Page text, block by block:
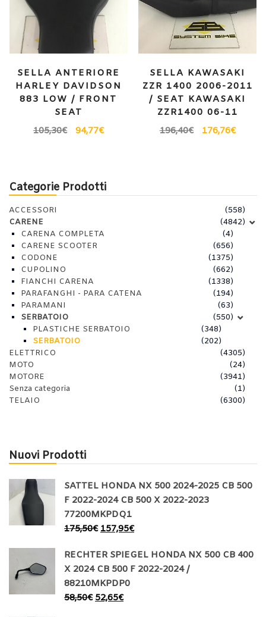
SELLA ANTERIORE
HARLEY DAVIDSON
883 LOW / FRONT
SEAT
105,30€ 94,77€
SELLA KAWASAKI
ZZR 1400 2006-2011
/ SEAT KAWASAKI
ZZR1400 06-11
196,40€ 176,76€
Categorie Prodotti
ACCESSORI
(558)
CARENE
(4842)
CARENA COMPLETA
(4)
CARENE SCOOTER
(656)
CODONE
(1375)
CUPOLINO
(662)
FIANCHI CARENA
(1338)
PARAFANGHI - PARA CATENA
(194)
PARAMANI
(63)
SERBATOIO
(550)
PLASTICHE SERBATOIO
(348)
SERBATOIO
(202)
ELETTRICO
(4305)
MOTO
(24)
MOTORE
(3941)
Senza categoria
(1)
TELAIO
(6300)
Nuovi Prodotti
SATTEL HONDA NX 500 2024-2025 CB 500
F 2022-2024 CB 500 X 2022-2023
77200MKPDQ1
175,50€ 157,95€
RECHTER SPIEGEL HONDA NX 500 CB 400
X 2024 CB 500 F 2022-2024 /
88210MKPDP0
58,50€ 52,65€